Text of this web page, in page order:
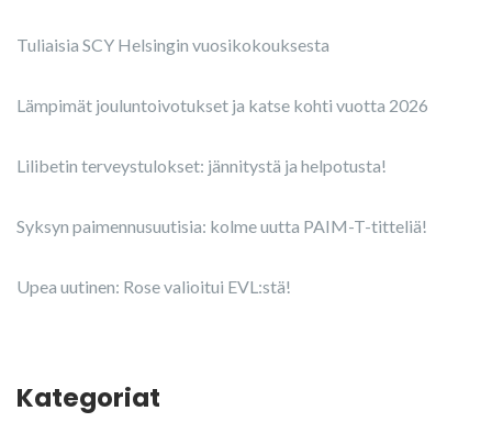
Tuliaisia SCY Helsingin vuosikokouksesta
Lämpimät jouluntoivotukset ja katse kohti vuotta 2026
Lilibetin terveystulokset: jännitystä ja helpotusta!
Syksyn paimennusuutisia: kolme uutta PAIM-T-titteliä!
Upea uutinen: Rose valioitui EVL:stä!
Kategoriat